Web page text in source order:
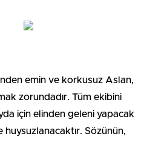
emin ve korkusuz Aslan,
zorundadır. Tüm ekibini
için elinden geleni yapacak
Sözünün,